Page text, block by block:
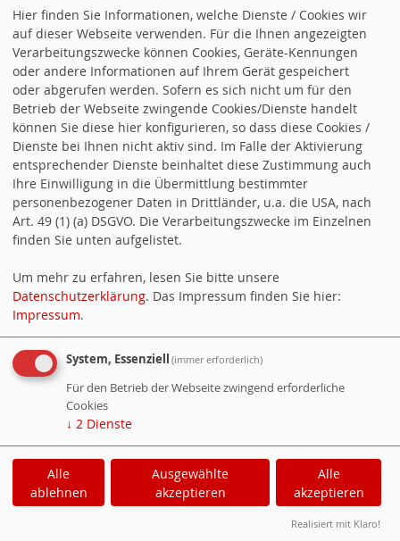
Listenplatz 4
Rentner
Aktuelles
Aktuelle Artikel aus dem Ortsverein
WebsoziCMS
Cookie-Manager
Impressum
Hier finden Sie Informationen, welche Dienste / Cookies wir
auf dieser Webseite verwenden. Für die Ihnen angezeigten
Verarbeitungszwecke können Cookies, Geräte-Kennungen
oder andere Informationen auf Ihrem Gerät gespeichert
oder abgerufen werden. Sofern es sich nicht um für den
Betrieb der Webseite zwingende Cookies/Dienste handelt
können Sie diese hier konfigurieren, so dass diese Cookies /
Dienste bei Ihnen nicht aktiv sind. Im Falle der Aktivierung
entsprechender Dienste beinhaltet diese Zustimmung auch
Ihre Einwilligung in die Übermittlung bestimmter
personenbezogener Daten in Drittländer, u.a. die USA, nach
Art. 49 (1) (a) DSGVO. Die Verarbeitungszwecke im Einzelnen
finden Sie unten aufgelistet.
Um mehr zu erfahren, lesen Sie bitte unsere
Datenschutzerklärung. Das Impressum finden Sie hier:
Impressum.
System, Essenziell (immer erforderlich)
Für den Betrieb der Webseite zwingend erforderliche
Cookies
↓ 2 Dienste
Alle
ablehnen
Ausgewählte
akzeptieren
Alle
akzeptieren
Realisiert mit Klaro!